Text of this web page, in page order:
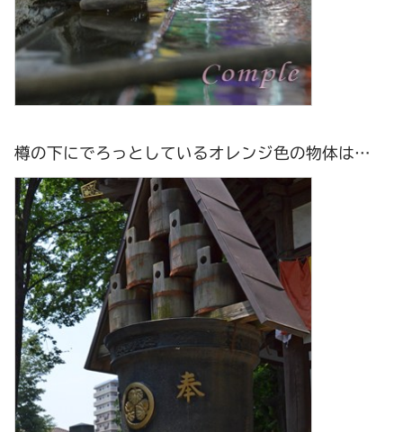
樽の下にでろっとしているオレンジ色の物体は…